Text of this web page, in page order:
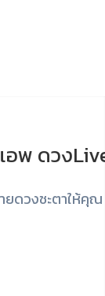
พ ดวง
ยดวงชะตาให้คุณ